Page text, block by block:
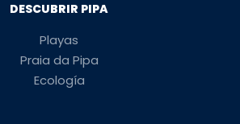
DESCUBRIR PIPA
Playas
Praia da Pipa
Ecología